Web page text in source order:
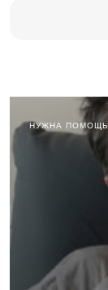
НУЖНА ПОМОЩЬ